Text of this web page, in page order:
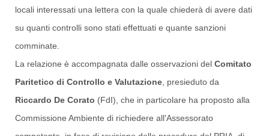
locali interessati una lettera con la quale chiederà di avere dati
su quanti controlli sono stati effettuati e quante sanzioni
comminate.
La relazione è accompagnata dalle osservazioni del Comitato
Paritetico di Controllo e Valutazione , presieduto da
Riccardo De Corato (FdI), che in particolare ha proposto alla
Commissione Ambiente di richiedere all'Assessorato